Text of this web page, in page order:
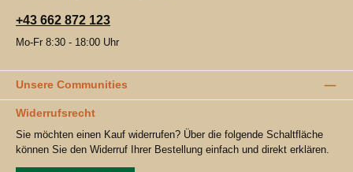
+43 662 872 123
Mo-Fr 8:30 - 18:00 Uhr
Unsere Communities
Widerrufsrecht
Sie möchten einen Kauf widerrufen? Über die folgende Schaltfläche
können Sie den Widerruf Ihrer Bestellung einfach und direkt erklären.